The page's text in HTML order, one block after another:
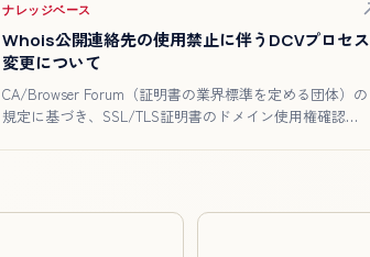
ナレッジベース
Whois公開連絡先の使用禁止に伴うDCVプロセス
変更について
CA/Browser Forum（証明書の業界標準を定める団体）の
規定に基づき、SSL/TLS証明書のドメイン使用権確認…